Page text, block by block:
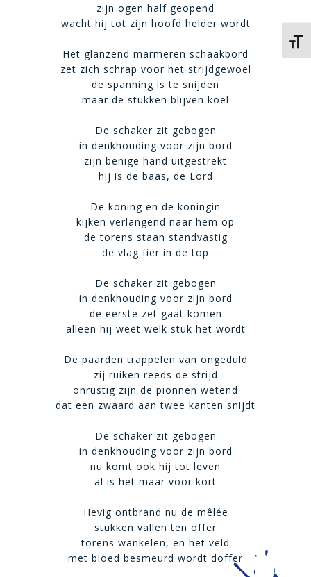
zijn ogen half geopend
wacht hij tot zijn hoofd helder wordt
Het glanzend marmeren schaakbord
zet zich schrap voor het strijdgewoel
de spanning is te snijden
maar de stukken blijven koel
De schaker zit gebogen
in denkhouding voor zijn bord
zijn benige hand uitgestrekt
hij is de baas, de Lord
De koning en de koningin
kijken verlangend naar hem op
de torens staan standvastig
de vlag fier in de top
De schaker zit gebogen
in denkhouding voor zijn bord
de eerste zet gaat komen
alleen hij weet welk stuk het wordt
De paarden trappelen van ongeduld
zij ruiken reeds de strijd
onrustig zijn de pionnen wetend
dat een zwaard aan twee kanten snijdt
De schaker zit gebogen
in denkhouding voor zijn bord
nu komt ook hij tot leven
al is het maar voor kort
Hevig ontbrand nu de mêlée
stukken vallen ten offer
torens wankelen, en het veld
met bloed besmeurd wordt doffer